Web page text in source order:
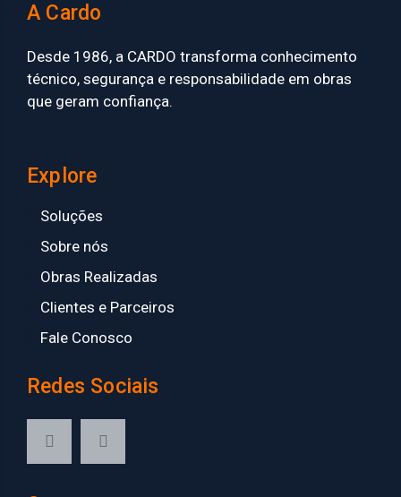
A Cardo
Desde 1986, a CARDO transforma conhecimento
técnico, segurança e responsabilidade em obras
que geram confiança.
Explore
Soluções
Sobre nós
Obras Realizadas
Clientes e Parceiros
Fale Conosco
Redes Sociais